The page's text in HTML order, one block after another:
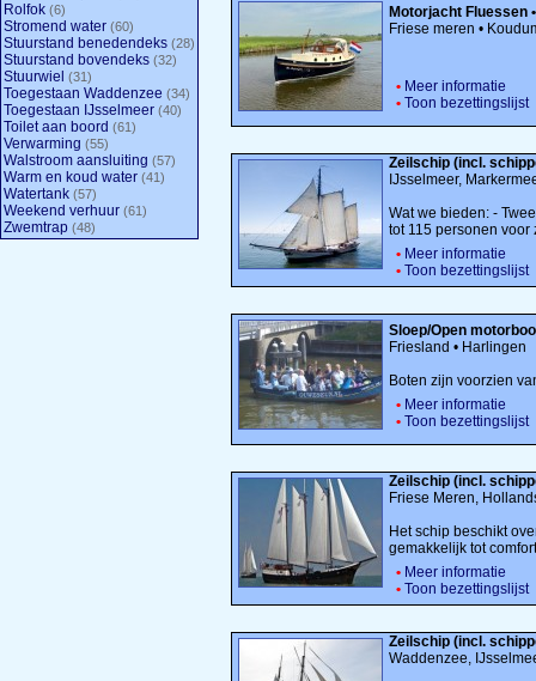
Rolfok (6)
Stromend water (60)
Stuurstand benedendeks (28)
Stuurstand bovendeks (32)
Stuurwiel (31)
Toegestaan Waddenzee (34)
Toegestaan IJsselmeer (40)
Toilet aan boord (61)
Verwarming (55)
Walstroom aansluiting (57)
Warm en koud water (41)
Watertank (57)
Weekend verhuur (61)
Zwemtrap (48)
Motorjacht Fluessen
Friese meren •
• Meer informatie
• Toon bezettingslijst
Zeilschip (incl.
IJsselmeer,
Wat we bieden: -
tot 115 personen voor
• Meer informatie
• Toon bezettingslijst
Sloep/Open
Friesland • Harlingen
Boten zijn voorzien
• Meer informatie
• Toon bezettingslijst
Zeilschip (incl.
Friese Meren,
Het schip beschikt
gemakkelijk tot
• Meer informatie
• Toon bezettingslijst
Zeilschip (incl.
Waddenzee,